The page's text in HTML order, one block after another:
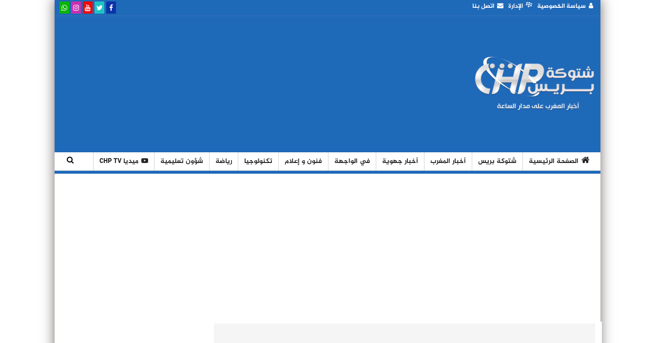
سياسة الخصوصية الإدارة اتصل بنا
الصفحة الرئيسية شتوكة بريس أخبار المغرب أخبار جهوية في الواجهة فنون و إعلام تكنولوجيا رياضة شؤون تعليمية ميديا CHP TV